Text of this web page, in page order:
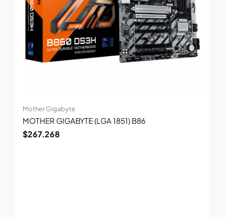
Mother Gigabyte
MOTHER GIGABYTE (LGA 1851) B86
$267.268